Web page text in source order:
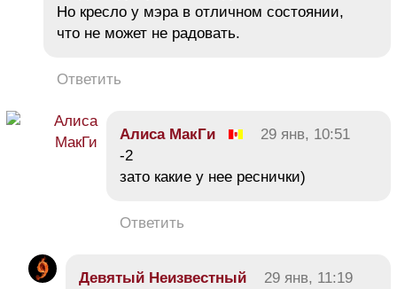
Но кресло у мэра в отличном состоянии,
что не может не радовать.
Ответить
Алиса МакГи
29 янв, 10:51
-2
зато какие у нее реснички)
Ответить
Девятый Неизвестный
29 янв, 11:19